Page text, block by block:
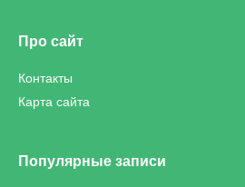
Про сайт
Контакты
Карта сайта
Популярные записи